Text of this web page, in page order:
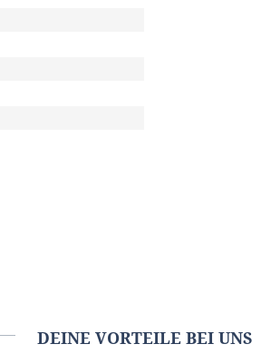
DEINE VORTEILE BEI UNS